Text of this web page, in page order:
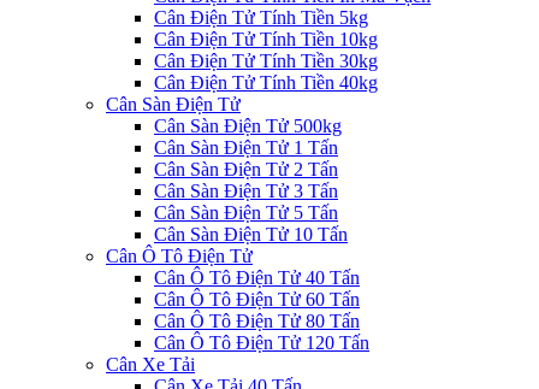
Cân Điện Tử Tính Tiền 5kg
Cân Điện Tử Tính Tiền 10kg
Cân Điện Tử Tính Tiền 30kg
Cân Điện Tử Tính Tiền 40kg
Cân Sàn Điện Tử
Cân Sàn Điện Tử 500kg
Cân Sàn Điện Tử 1 Tấn
Cân Sàn Điện Tử 2 Tấn
Cân Sàn Điện Tử 3 Tấn
Cân Sàn Điện Tử 5 Tấn
Cân Sàn Điện Tử 10 Tấn
Cân Ô Tô Điện Tử
Cân Ô Tô Điện Tử 40 Tấn
Cân Ô Tô Điện Tử 60 Tấn
Cân Ô Tô Điện Tử 80 Tấn
Cân Ô Tô Điện Tử 120 Tấn
Cân Xe Tải